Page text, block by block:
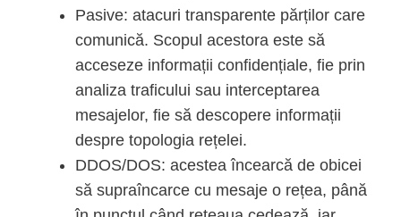
Pasive: atacuri transparente părților care
comunică. Scopul acestora este să
acceseze informații confidențiale, fie prin
analiza traficului sau interceptarea
mesajelor, fie să descopere informații
despre topologia rețelei.
DDOS/DOS: acestea încearcă de obicei
să supraîncarce cu mesaje o rețea, până